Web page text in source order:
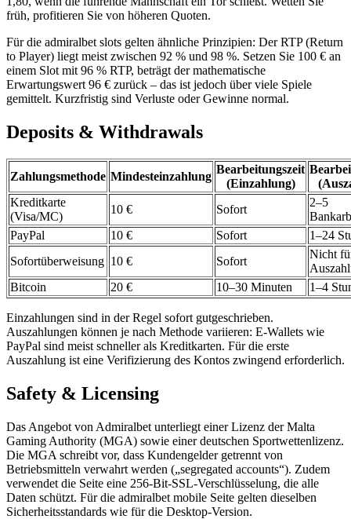
früh, profitieren Sie von höheren Quoten.
Für die admiralbet slots gelten ähnliche Prinzipien: Der RTP (Return
to Player) liegt meist zwischen 92 % und 98 %. Setzen Sie 100 € an
einem Slot mit 96 % RTP, beträgt der mathematische
Erwartungswert 96 € zurück – das ist jedoch über viele Spiele
gemittelt. Kurzfristig sind Verluste oder Gewinne normal.
Deposits & Withdrawals
Zahlungsmethode Mindesteinzahlung
Bearbeitungszeit
(Einzahlung)
Kreditkarte
(Visa/MC)
10 € Sofort
2–5
PayPal
10 € Sofort
1–24
Sofortüberweisung 10 € Sofort
Nicht
Bitcoin
20 € 10–30 Minuten 1–4
Einzahlungen sind in der Regel sofort gutgeschrieben.
Auszahlungen können je nach Methode variieren: E-Wallets wie
PayPal sind meist schneller als Kreditkarten. Für die erste
Auszahlung ist eine Verifizierung des Kontos zwingend erforderlich.
Safety & Licensing
Das Angebot von Admiralbet unterliegt einer Lizenz der Malta
Gaming Authority (MGA) sowie einer deutschen Sportwettenlizenz.
Die MGA schreibt vor, dass Kundengelder getrennt von
Betriebsmitteln verwahrt werden („segregated accounts“). Zudem
verwendet die Seite eine 256-Bit-SSL-Verschlüsselung, die alle
Daten schützt. Für die admiralbet mobile Seite gelten dieselben
Sicherheitsstandards wie für die Desktop-Version.